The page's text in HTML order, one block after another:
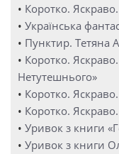
• Коротко.
• Українська
• Пунктир. Тетяна
• Коротко.
Нетутешнього»
• Коротко.
• Коротко.
• Уривок з книги
• Уривок з книги